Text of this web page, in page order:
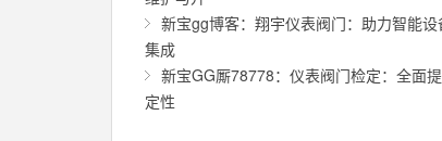
新宝gg博客：翔宇仪表阀门：助力智能
集成
新宝GG厮78778：仪表阀门检定：全面
定性